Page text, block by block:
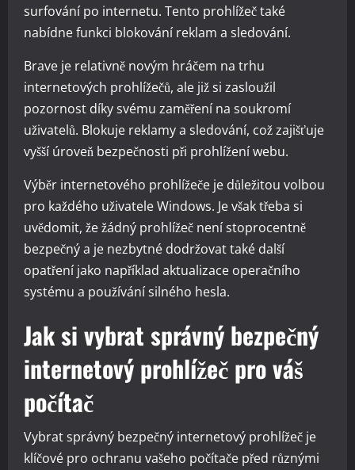
surfování po internetu. Tento prohlížeč také
nabídne funkci blokování reklam a sledování.
Brave je relativně novým hráčem na trhu
internetových prohlížečů, ale již si zasloužil
pozornost díky svému zaměření na soukromí
uživatelů. Blokuje reklamy a sledování, což zajišťuje
vyšší úroveň bezpečnosti při prohlížení webu.
Výběr internetového prohlížeče je důležitou volbou
pro každého uživatele Windows. Je však třeba si
uvědomit, že žádný prohlížeč není stoprocentně
bezpečný a je nezbytné dodržovat také další
opatření jako například aktualizace operačního
systému a používání silného hesla.
Jak si vybrat správný bezpečný
internetový prohlížeč pro váš
počítač
Vybrat správný bezpečný internetový prohlížeč je
klíčové pro ochranu vašeho počítače před různými